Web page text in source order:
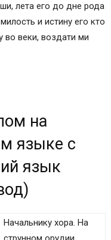
лета eго до дне рода
и истину eго кто
веки, воздати ми
на
языке с
язык
Начальнику хора. На